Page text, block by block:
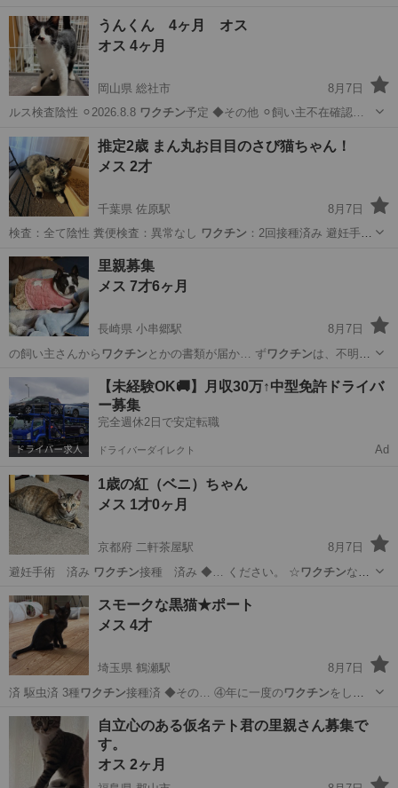
大分 大分市 猫 ワクチン
うんくん 4ヶ月 オス
オス 4ヶ月
岡山県 総社市
8月7日
ルス検査陰性 ⚪︎2026.8.8 ワクチン 予定 ◆その他 ⚪︎飼い主不在確認…
岡山 総社市 猫 ワクチン
推定2歳 まん丸お目目のさび猫ちゃん！
メス 2才
千葉県 佐原駅
8月7日
検査：全て陰性 糞便検査：異常なし ワクチン ：2回接種済み 避妊手
千葉 香取市 佐原駅
里親募集
メス 7才6ヶ月
長崎県 小串郷駅
8月7日
の飼い主さんから ワクチン とかの書類が届か… ずワクチンは、不明と
長崎 東彼杵郡 小串郷駅 その他 ワクチン
【未経験OK🚚】月収30万↑中型免許ドライバ
ー募集
完全週休2日で安定転職
ドライバーダイレクト Ad
1歳の紅（ベニ）ちゃん
メス 1才0ヶ月
京都府 二軒茶屋駅
8月7日
避妊手術 済み ワクチン 接種 済み ◆… ください。 ☆ ワクチンな
京都 京都市 二軒茶屋駅 猫
スモークな黒猫★ポート
メス 4才
埼玉県 鶴瀬駅
8月7日
済 駆虫済 3種 ワクチン 接種済 ◆その… ④年に一度のワクチン をして
埼玉 富士見市 鶴瀬駅 猫 ワクチン
自立心のある仮名テト君の里親さん募集で
す。
オス 2ヶ月